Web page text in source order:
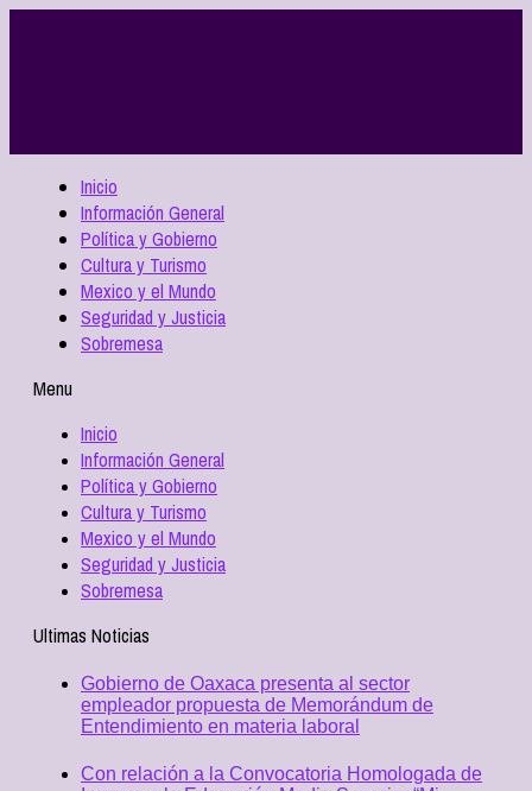
Inicio
Información General
Política y Gobierno
Cultura y Turismo
Mexico y el Mundo
Seguridad y Justicia
Sobremesa
Menu
Inicio
Información General
Política y Gobierno
Cultura y Turismo
Mexico y el Mundo
Seguridad y Justicia
Sobremesa
Ultimas Noticias
Gobierno de Oaxaca presenta al sector
empleador propuesta de Memorándum de
Entendimiento en materia laboral
Con relación a la Convocatoria Homologada de